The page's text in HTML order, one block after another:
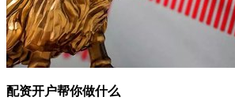
配资开户帮你做什么